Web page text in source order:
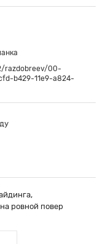
razdobreev/00-
b429-11e9-a824-
ровной повер